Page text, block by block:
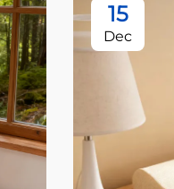
15
Dec